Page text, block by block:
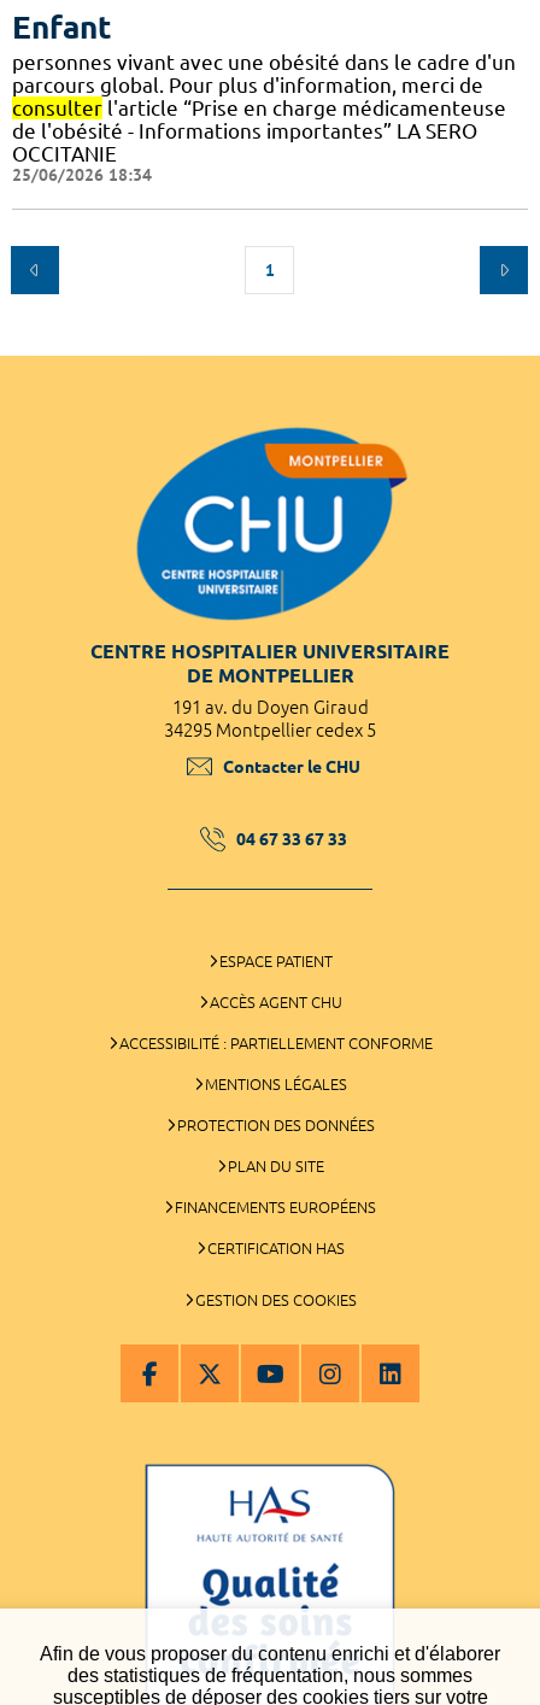
Afin de vous proposer du contenu enrichi et d'élaborer
des statistiques de fréquentation, nous sommes
susceptibles de déposer des cookies tiers sur votre
Enfant
personnes vivant avec une obésité dans le cadre d'un
parcours global. Pour plus d'information, merci de
consulter l'article “Prise en charge médicamenteuse
de l'obésité - Informations importantes” LA SERO
OCCITANIE
25/06/2026 18:34
1
CENTRE HOSPITALIER UNIVERSITAIRE
DE MONTPELLIER
191 av. du Doyen Giraud
34295 Montpellier cedex 5
Contacter le CHU
04 67 33 67 33
ESPACE PATIENT
ACCÈS AGENT CHU
ACCESSIBILITÉ : PARTIELLEMENT CONFORME
MENTIONS LÉGALES
PROTECTION DES DONNÉES
PLAN DU SITE
FINANCEMENTS EUROPÉENS
CERTIFICATION HAS
GESTION DES COOKIES